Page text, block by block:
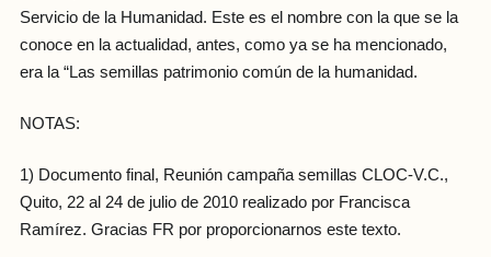
Servicio de la Humanidad. Este es el nombre con la que se la
conoce en la actualidad, antes, como ya se ha mencionado,
era la “Las semillas patrimonio común de la humanidad.
NOTAS:
1) Documento final, Reunión campaña semillas CLOC-V.C.,
Quito, 22 al 24 de julio de 2010 realizado por Francisca
Ramírez. Gracias FR por proporcionarnos este texto.